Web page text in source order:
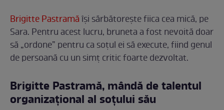
Brigitte Pastramăîși sărbătorește fiica cea mică, pe
Sara. Pentru acest lucru, bruneta a fost nevoită doar
să „ordone” pentru ca soțul ei să execute, fiind genul
de persoană cu un simț critic foarte dezvoltat.
Brigitte Pastramă, mândă de talentul
organizațional al soțului său